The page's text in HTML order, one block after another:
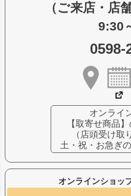
オンラインショッ
（ご来店・店
9:30
0598-
オンライ
【取寄せ商品
（店頭受け取
土・祝・お急ぎ